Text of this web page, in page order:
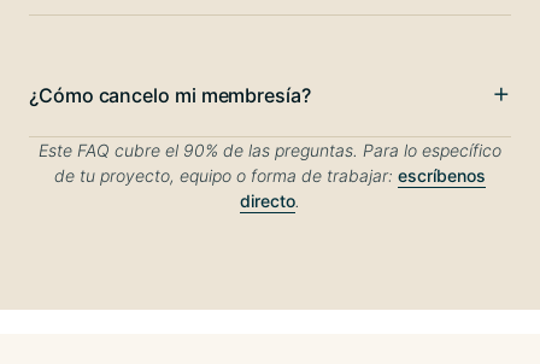
¿Cómo cancelo mi membresía?
Este FAQ cubre el 90% de las preguntas. Para lo específico
de tu proyecto, equipo o forma de trabajar: escríbenos
directo.